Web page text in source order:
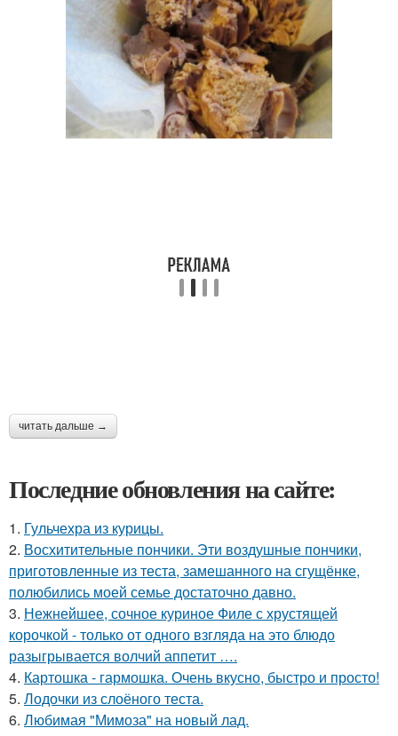
читать дальше →
Последние обновления на сайте:
1. Гульчехра из курицы.
2. Восхитительные пончики. Эти воздушные пончики,
приготовленные из теста, замешанного на сгущёнке,
полюбились моей семье достаточно давно.
3. Нежнейшее, сочное куриное Филе с хрустящей
корочкой - только от одного взгляда на это блюдо
разыгрывается волчий аппетит ….
4. Картошка - гармошка. Очень вкусно, быстро и просто!
5. Лодочки из слоёного теста.
6. Любимая "Мимоза" на новый лад.